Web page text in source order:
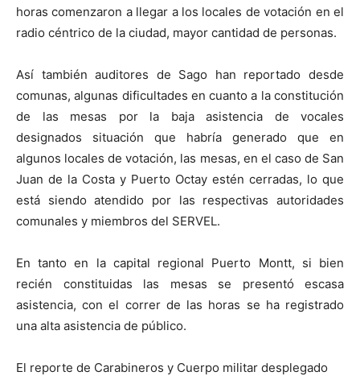
horas comenzaron a llegar a los locales de votación en el
radio céntrico de la ciudad, mayor cantidad de personas.
Así también auditores de Sago han reportado desde
comunas, algunas dificultades en cuanto a la constitución
de las mesas por la baja asistencia de vocales
designados situación que habría generado que en
algunos locales de votación, las mesas, en el caso de San
Juan de la Costa y Puerto Octay estén cerradas, lo que
está siendo atendido por las respectivas autoridades
comunales y miembros del SERVEL.
En tanto en la capital regional Puerto Montt, si bien
recién constituidas las mesas se presentó escasa
asistencia, con el correr de las horas se ha registrado
una alta asistencia de público.
El reporte de Carabineros y Cuerpo militar desplegado